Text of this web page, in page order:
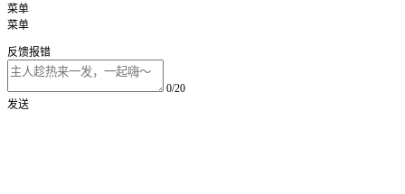
菜单
菜单
反馈报错
0/20
发送